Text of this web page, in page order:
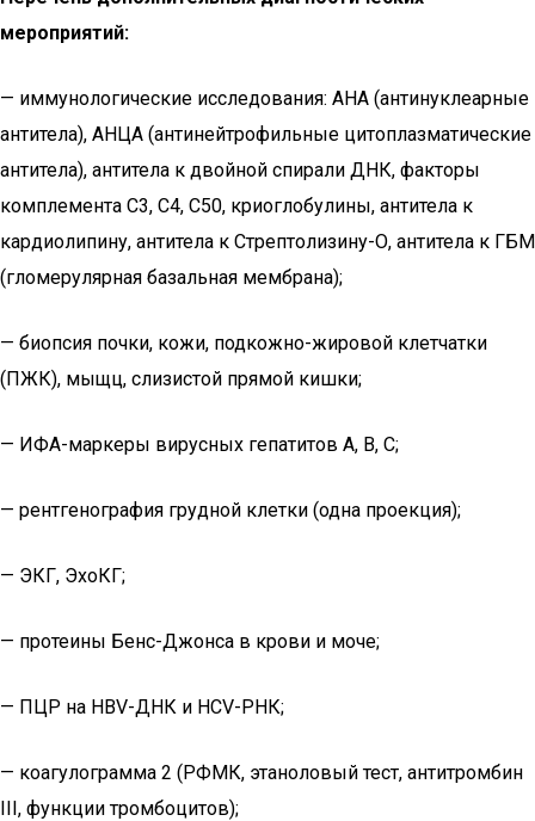
мероприятий:
— иммунологические исследования: АНА (антинуклеарные
антитела), АНЦА (антинейтрофильные цитоплазматические
антитела), антитела к двойной спирали ДНК, факторы
комплемента С3, С4, С50, криоглобулины, антитела к
кардиолипину, антитела к Стрептолизину-О, антитела к ГБМ
(гломерулярная базальная мембрана);
— биопсия почки, кожи, подкожно-жировой клетчатки
(ПЖК), мыщц, слизистой прямой кишки;
— ИФА-маркеры вирусных гепатитов А, В, С;
— рентгенография грудной клетки (одна проекция);
— ЭКГ, ЭхоКГ;
— протеины Бенс-Джонса в крови и моче;
— ПЦР на HBV-ДНК и HCV-РНК;
— коагулограмма 2 (РФМК, этаноловый тест, антитромбин
III, функции тромбоцитов);